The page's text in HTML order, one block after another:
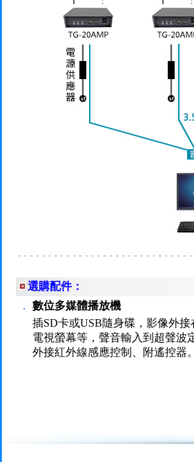
選購配件：
．
數位多媒體播放機
插SD卡或USB隨身碟，影像外接
電視螢幕等，聲音輸入到超聲波
外接紅外線感應控制、附遙控器。